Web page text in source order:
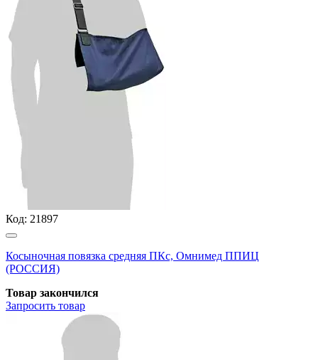
Код: 21897
Косыночная повязка средняя ПКс, Омнимед ППИЦ
(РОССИЯ)
Товар закончился
Запросить товар